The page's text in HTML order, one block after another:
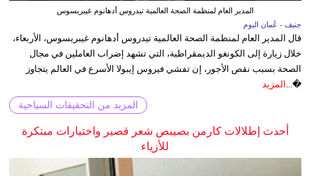
المدير العام لمنظمة الصحة العالمية تيدروس أدهانوم غيبريسوس
جنيف - عُمان اليوم
قال المدير العام لمنظمة الصحة العالمية تيدروس أدهانوم غيبريسوس، الأربعاء،
خلال زيارة إلى الكونغو الديمقراطية، التي تشهد إضراب العاملين في مجال
الصحة بسبب نقص الأجور، إن تفشي فيروس إيبولا الأسرع في العالم يتجاوز
�...
المزيد
المزيد من التحقيقات السياحية
أحدث إطلالات كارمن بصيبص شعر قصير واختيارات مبتكرة
للأزياء